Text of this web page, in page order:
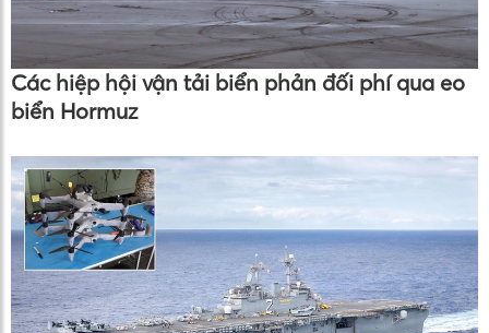
Các hiệp hội vận tải biển phản đối phí qua eo
biển Hormuz